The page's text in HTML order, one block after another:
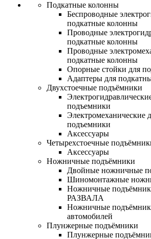
Подкатные колонны
Беспроводные
подкатные колонны
Проводные
подкатные колонны
Проводные
подкатные колонны
Опорные стойки для
Адаптеры для
Двухстоечные подъёмники
подъемники
Электромеханические
подъемники
Аксессуары
Четырехстоечные
Аксессуары
Ножничные подъёмники
Двойные ножничные
Шиномонтажные
Ножничные
РАЗВАЛА
Ножничные
автомобилей
Плунжерные подъёмники
Плунжерные